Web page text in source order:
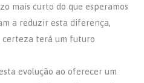
mais curto do que esperamos
a reduzir esta diferença,
certeza terá um futuro
evolução ao oferecer um